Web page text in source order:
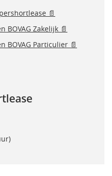
📄
BOVAG Zakelijk 📄
BOVAG Particulier 📄